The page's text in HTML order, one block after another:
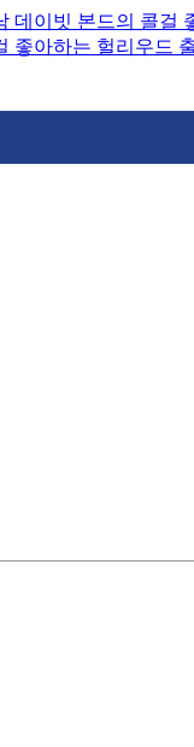
데이빗 본드의 콜걸
좋아하는 헐리우드